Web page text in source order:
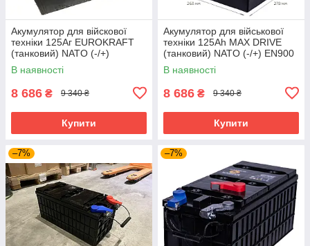
Акумулятор для війскової
техніки 125Aг EUROKRAFT
(танковий) NATO (-/+)
(MONBAT, Болгарія) EN900
278x260x226
В наявності
8 686 ₴ 9 340 ₴
Купити
Акумулятор для військової
техніки 125Ah MAX DRIVE
(танковий) NATO (-/+) EN900
278x263x230
В наявності
8 686 ₴ 9 340 ₴
Купити
–7% –7%